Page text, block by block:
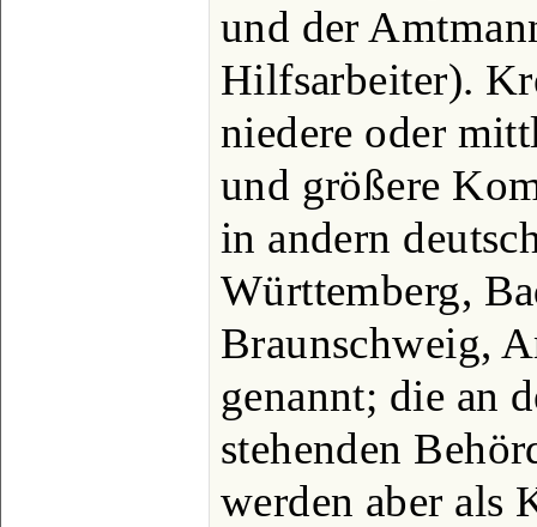
und der
Hilfsarbeiter).
niedere oder
und größere
in andern
Württemberg,
Braunschweig,
genannt; die an
stehenden
werden aber als